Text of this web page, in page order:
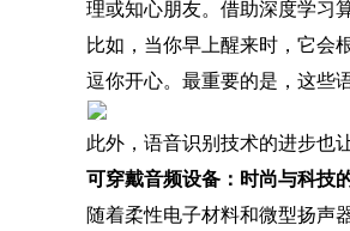
理或知心朋友。借助深度学习
比如，当你早上醒来时，它会
逗你开心。最重要的是，这些
此外，语音识别技术的进步也
可穿戴音频设备：时尚与科技
随着柔性电子材料和微型扬声